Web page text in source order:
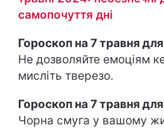
самопочуття дні
Гороскоп на 7 травня
Не дозволяйте емоціям
мисліть тверезо.
Гороскоп на 7 травня
Чорна смуга у вашому